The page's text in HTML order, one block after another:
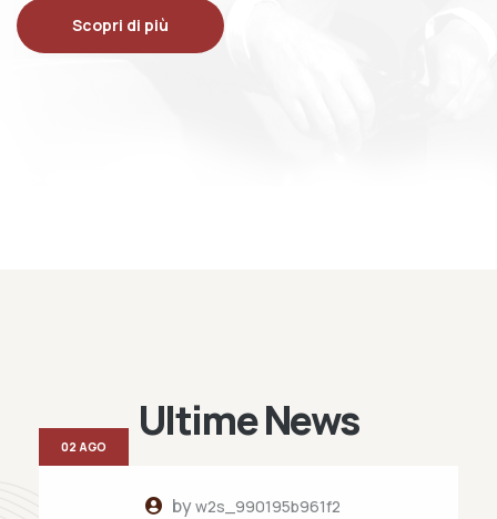
Scopri di più
Ultime News
byw2s_990195b961f2
02 AGO